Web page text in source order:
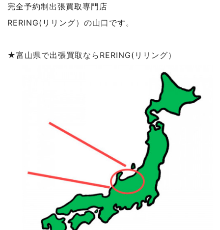
完全予約制出張買取専門店
RERING(リリング）の山口です。
★富山県で出張買取ならRERING(リリング）